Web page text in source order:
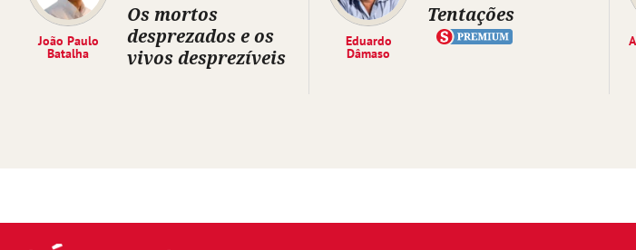
João Paulo
Batalha
Os mortos
desprezados e os
vivos desprezíveis
Eduardo
Dâmaso
Tentações